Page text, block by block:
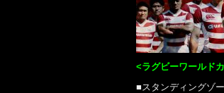
<ラグビーワールド
■スタンディングゾ